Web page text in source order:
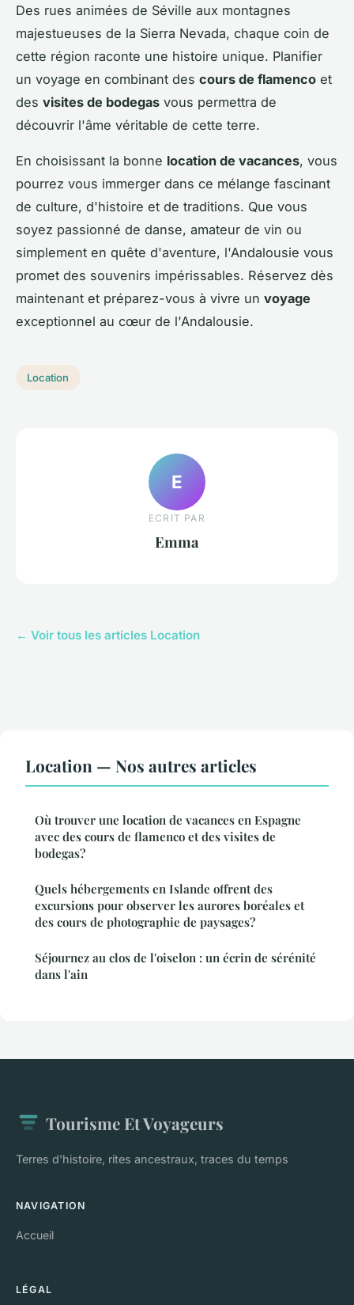
Des rues animées de Séville aux montagnes
majestueuses de la Sierra Nevada, chaque coin de
cette région raconte une histoire unique. Planifier
un voyage en combinant des cours de flamenco et
des visites de bodegas vous permettra de
découvrir l'âme véritable de cette terre.
En choisissant la bonne location de vacances, vous
pourrez vous immerger dans ce mélange fascinant
de culture, d'histoire et de traditions. Que vous
soyez passionné de danse, amateur de vin ou
simplement en quête d'aventure, l'Andalousie vous
promet des souvenirs impérissables. Réservez dès
maintenant et préparez-vous à vivre un voyage
exceptionnel au cœur de l'Andalousie.
Location
E
ECRIT PAR
Emma
← Voir tous les articles Location
Location — Nos autres articles
Où trouver une location de vacances en Espagne
avec des cours de flamenco et des visites de
bodegas?
Quels hébergements en Islande offrent des
excursions pour observer les aurores boréales et
des cours de photographie de paysages?
Séjournez au clos de l'oiselon : un écrin de sérénité
dans l'ain
Tourisme Et Voyageurs
Terres d'histoire, rites ancestraux, traces du temps
NAVIGATION
Accueil
LÉGAL